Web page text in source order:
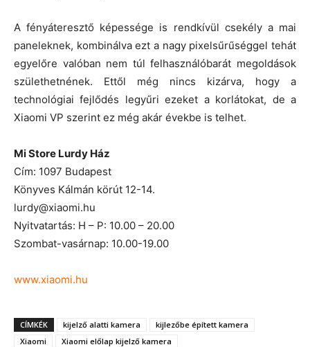
A fényáteresztő képessége is rendkívül csekély a mai
paneleknek, kombinálva ezt a nagy pixelsűrűséggel tehát
egyelőre valóban nem túl felhasználóbarát megoldások
születhetnének. Ettől még nincs kizárva, hogy a
technológiai fejlődés legyűri ezeket a korlátokat, de a
Xiaomi VP szerint ez még akár évekbe is telhet.
Mi Store Lurdy Ház
Cím: 1097 Budapest
Könyves Kálmán körút 12-14.
lurdy@xiaomi.hu
Nyitvatartás: H – P: 10.00 – 20.00
Szombat-vasárnap: 10.00-19.00
www.xiaomi.hu
CÍMKÉK kijelző alatti kamera
kijlezőbe épített kamera
Xiaomi
Xiaomi előlap kijelző kamera